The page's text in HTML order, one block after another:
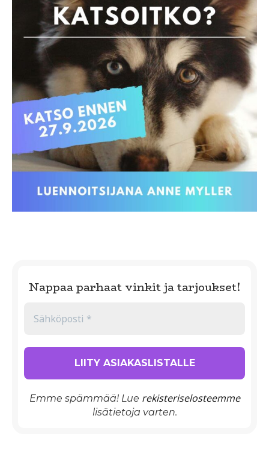
Nappaa parhaat vinkit ja tarjoukset!
Emme spämmää! Lue rekisteriselosteemme
lisätietoja varten.